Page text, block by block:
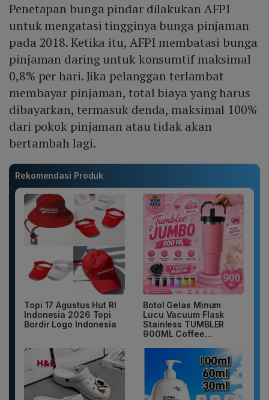
Penetapan bunga pindar dilakukan AFPI
untuk mengatasi tingginya bunga pinjaman
pada 2018. Ketika itu, AFPI membatasi bunga
pinjaman daring untuk konsumtif maksimal
0,8% per hari. Jika pelanggan terlambat
membayar pinjaman, total biaya yang harus
dibayarkan, termasuk denda, maksimal 100%
dari pokok pinjaman atau tidak akan
bertambah lagi.
Rekomendasi Produk
Topi 17 Agustus Hut RI
Indonesia 2026 Topi
Bordir Logo Indonesia
Botol Gelas Minum
Lucu Vacuum Flask
Stainless TUMBLER
900ML Coffee...